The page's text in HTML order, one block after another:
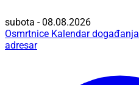
subota - 08.08.2026
Osmrtnice Kalendar događanja
adresar